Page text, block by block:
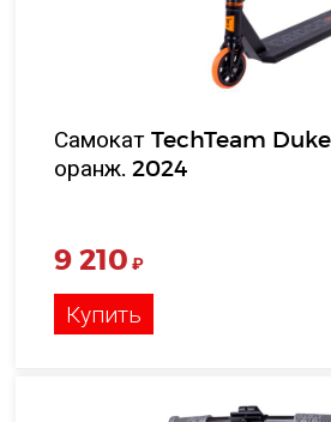
Самокат TechTeam
оранж. 2024
9 210 ₽
Купить